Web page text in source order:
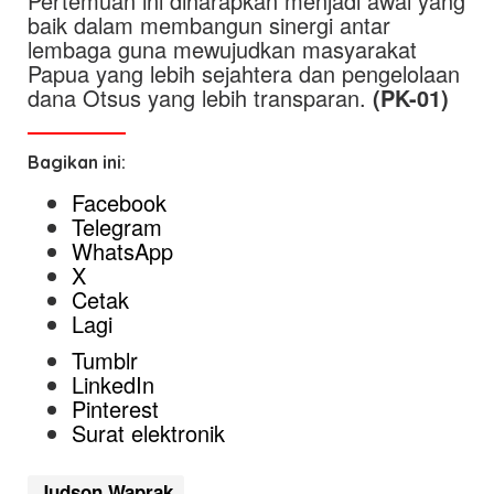
baik dalam membangun sinergi antar
lembaga guna mewujudkan masyarakat
Papua yang lebih sejahtera dan pengelolaan
dana Otsus yang lebih transparan. (PK-01)
Bagikan ini:
Facebook
Telegram
WhatsApp
X
Cetak
Lagi
Tumblr
LinkedIn
Pinterest
Surat elektronik